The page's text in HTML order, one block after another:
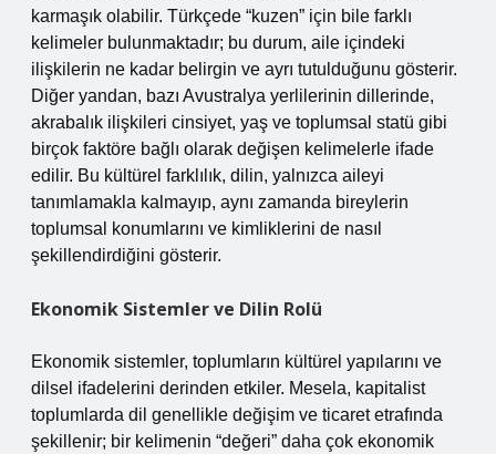
karmaşık olabilir. Türkçede “kuzen” için bile farklı
kelimeler bulunmaktadır; bu durum, aile içindeki
ilişkilerin ne kadar belirgin ve ayrı tutulduğunu gösterir.
Diğer yandan, bazı Avustralya yerlilerinin dillerinde,
akrabalık ilişkileri cinsiyet, yaş ve toplumsal statü gibi
birçok faktöre bağlı olarak değişen kelimelerle ifade
edilir. Bu kültürel farklılık, dilin, yalnızca aileyi
tanımlamakla kalmayıp, aynı zamanda bireylerin
toplumsal konumlarını ve kimliklerini de nasıl
şekillendirdiğini gösterir.
Ekonomik Sistemler ve Dilin Rolü
Ekonomik sistemler, toplumların kültürel yapılarını ve
dilsel ifadelerini derinden etkiler. Mesela, kapitalist
toplumlarda dil genellikle değişim ve ticaret etrafında
şekillenir; bir kelimenin “değeri” daha çok ekonomik